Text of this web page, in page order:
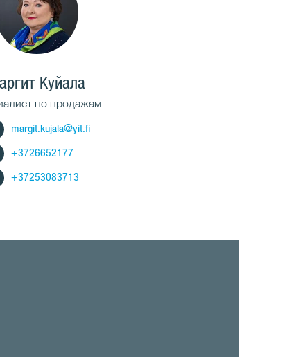
Куйала
по продажам
margit.kujala@yit.fi
+3726652177
+37253083713